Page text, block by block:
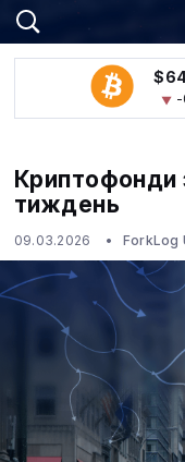
-
Криптофонди
тиждень
09.03.2026 ForkLog